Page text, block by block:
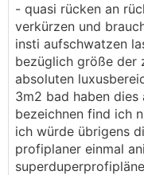
- quasi rücken an
verkürzen und
insti aufschwatzen
bezüglich größe der
absoluten
3m2 bad haben dies
bezeichnen find ich
ich würde übrigens
profiplaner einmal